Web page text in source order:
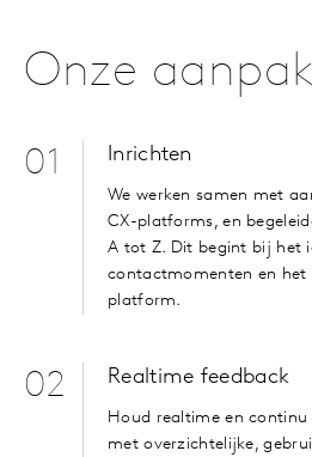
Onze aanpak
01 Inrichten
We werken samen met
CX-platforms, en
A tot Z. Dit begint bij het
contactmomenten en het
platform.
02 Realtime feedback
Houd realtime en
met overzichtelijke,